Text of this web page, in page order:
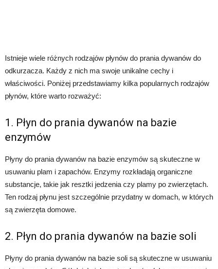
Istnieje wiele różnych rodzajów płynów do prania dywanów do
odkurzacza. Każdy z nich ma swoje unikalne cechy i
właściwości. Poniżej przedstawiamy kilka popularnych rodzajów
płynów, które warto rozważyć:
1. Płyn do prania dywanów na bazie
enzymów
Płyny do prania dywanów na bazie enzymów są skuteczne w
usuwaniu plam i zapachów. Enzymy rozkładają organiczne
substancje, takie jak resztki jedzenia czy plamy po zwierzętach.
Ten rodzaj płynu jest szczególnie przydatny w domach, w których
są zwierzęta domowe.
2. Płyn do prania dywanów na bazie soli
Płyny do prania dywanów na bazie soli są skuteczne w usuwaniu